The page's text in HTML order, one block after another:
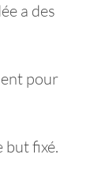
a des
pour
but fixé.